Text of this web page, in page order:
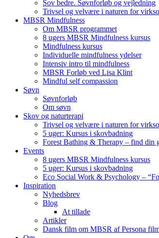
Sov bedre. Søvnforløb og vejledning
Trivsel og velvære i naturen for
MBSR Mindfulness
Om MBSR programmet
8 ugers MBSR Mindfulness kursus
Mindfulness kursus
Individuelle mindfulness ydelser
Intensiv intro til mindfulness
MBSR Forløb ved Lisa Klint
Mindful self compassion
Søvn
Søvnforløb
Om søvn
Skov og naturterapi
Trivsel og velvære i naturen for
5 uger: Kursus i skovbadning
Forest Bathing & Therapy – find din
Events
8 ugers MBSR Mindfulness kursus
5 uger: Kursus i skovbadning
Eco Social Work & Psychology –
Inspiration
Nyhedsbrev
Blog
At tillade
Artikler
Dansk film om MBSR af Persona